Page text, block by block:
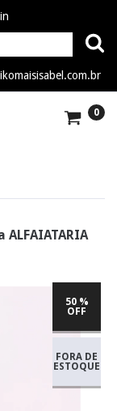
0
ALFAIATARIA
50 %
OFF
FORA DE
ESTOQUE